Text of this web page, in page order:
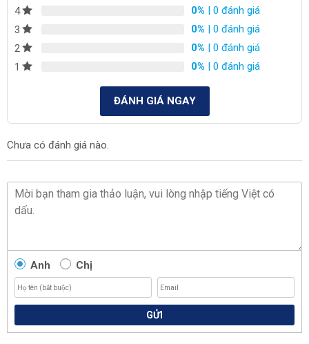
4
0% | 0 đánh giá
3
0% | 0 đánh giá
2
0% | 0 đánh giá
1
0% | 0 đánh giá
ĐÁNH GIÁ NGAY
Chưa có đánh giá nào.
Anh Chị
GỬI